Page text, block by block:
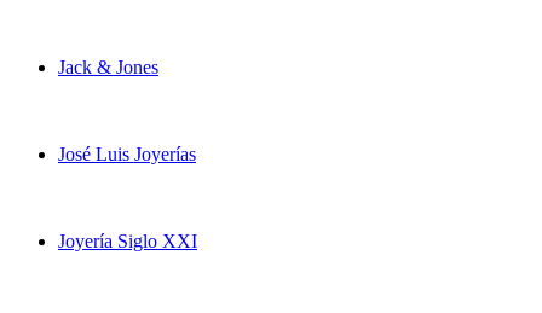
Jack & Jones
José Luis Joyerías
Joyería Siglo XXI